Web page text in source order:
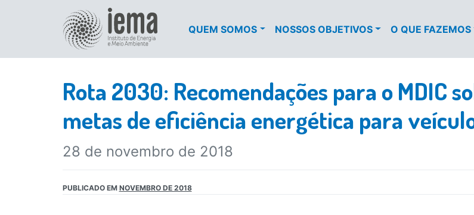
QUEM SOMOS NOSSOS OBJETIVOS O QUE FAZEMOS
Rota 2030: Recomendações para o MDIC
metas de eficiência energética para
28 de novembro de 2018
PUBLICADO EM NOVEMBRO DE 2018